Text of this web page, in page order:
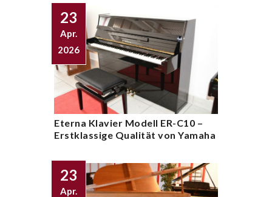
23
Apr.
2026
Eterna Klavier Modell ER-C10 –
Erstklassige Qualität von Yamaha
23
Apr.